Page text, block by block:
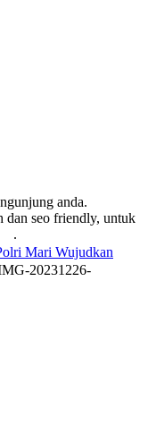
anda.
dan seo friendly, untuk
.
Mari Wujudkan
20231226-